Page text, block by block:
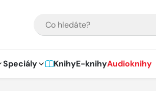
Speciály KnihyE-knihyAudioknihy